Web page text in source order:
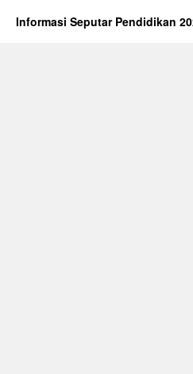
Informasi Seputar Pendidikan